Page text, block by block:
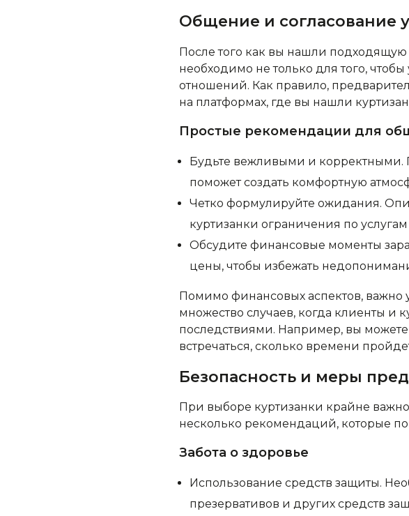
Общение и согласование
После того как вы нашли
необходимо не только для того,
отношений. Как правило,
на платформах, где вы нашли
Простые рекомендации для
Будьте вежливыми и корректными.
поможет создать комфортную
Четко формулируйте ожидания.
куртизанки ограничения по
Обсудите финансовые моменты
цены, чтобы избежать
Помимо финансовых аспектов, важно
множество случаев, когда клиенты и
последствиями. Например, вы можете
встречаться, сколько времени
Безопасность и меры
При выборе куртизанки крайне важно
несколько рекомендаций, которые
Забота о здоровье
Использование средств защиты.
презервативов и других средств